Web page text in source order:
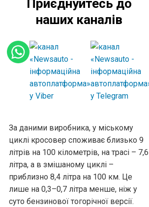
Приєднуйтесь до
наших каналів
За даними виробника, у міському
циклі кросовер споживає близько 9
літрів на 100 кілометрів, на трасі – 7,6
літра, а в змішаному циклі –
приблизно 8,4 літра на 100 км. Це
лише на 0,3–0,7 літра менше, ніж у
суто бензинової тогорічної версії.